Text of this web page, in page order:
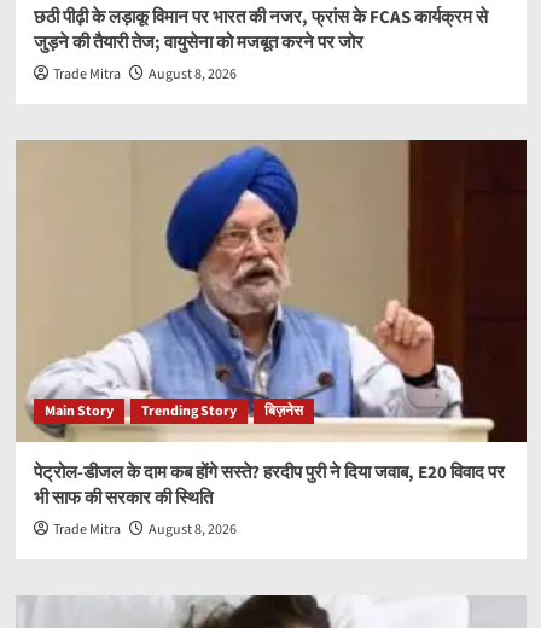
छठी पीढ़ी के लड़ाकू विमान पर भारत की नजर, फ्रांस के FCAS कार्यक्रम से
जुड़ने की तैयारी तेज; वायुसेना को मजबूत करने पर जोर
Trade Mitra August 8, 2026
Main Story Trending Story बिज़नेस
पेट्रोल-डीजल के दाम कब होंगे सस्ते? हरदीप पुरी ने दिया जवाब, E20 विवाद पर
भी साफ की सरकार की स्थिति
Trade Mitra August 8, 2026